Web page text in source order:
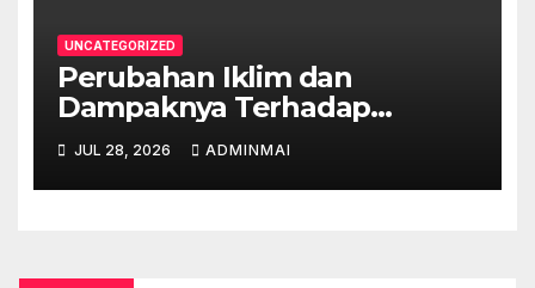
UNCATEGORIZED
Perubahan Iklim dan
Dampaknya Terhadap
Ekonomi Australia
JUL 28, 2026 ADMINMAI